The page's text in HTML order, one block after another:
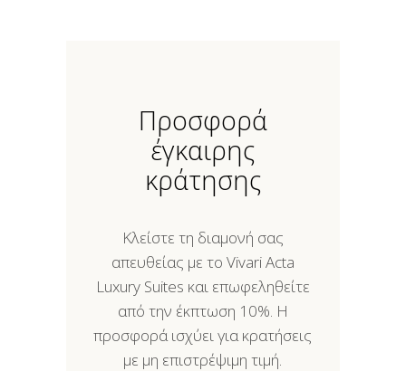
Προσφορά
έγκαιρης
κράτησης
Κλείστε τη διαμονή σας
απευθείας με το Vivari Acta
Luxury Suites και επωφεληθείτε
από την έκπτωση 10%. Η
προσφορά ισχύει για κρατήσεις
με μη επιστρέψιμη τιμή.